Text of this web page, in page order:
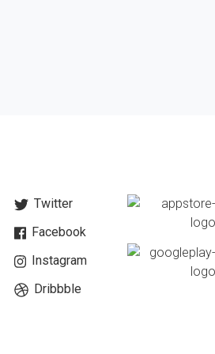
Twitter
Facebook
Instagram
Dribbble